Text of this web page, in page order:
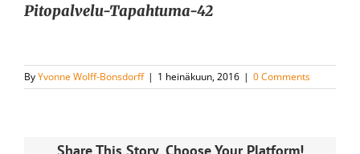
Pitopalvelu-Tapahtuma-42
ByYvonne Wolff-Bonsdorff | 1 heinäkuun, 2016 | 0 Comments